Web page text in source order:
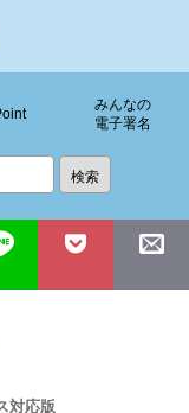
みんなの
電子署名
対応版